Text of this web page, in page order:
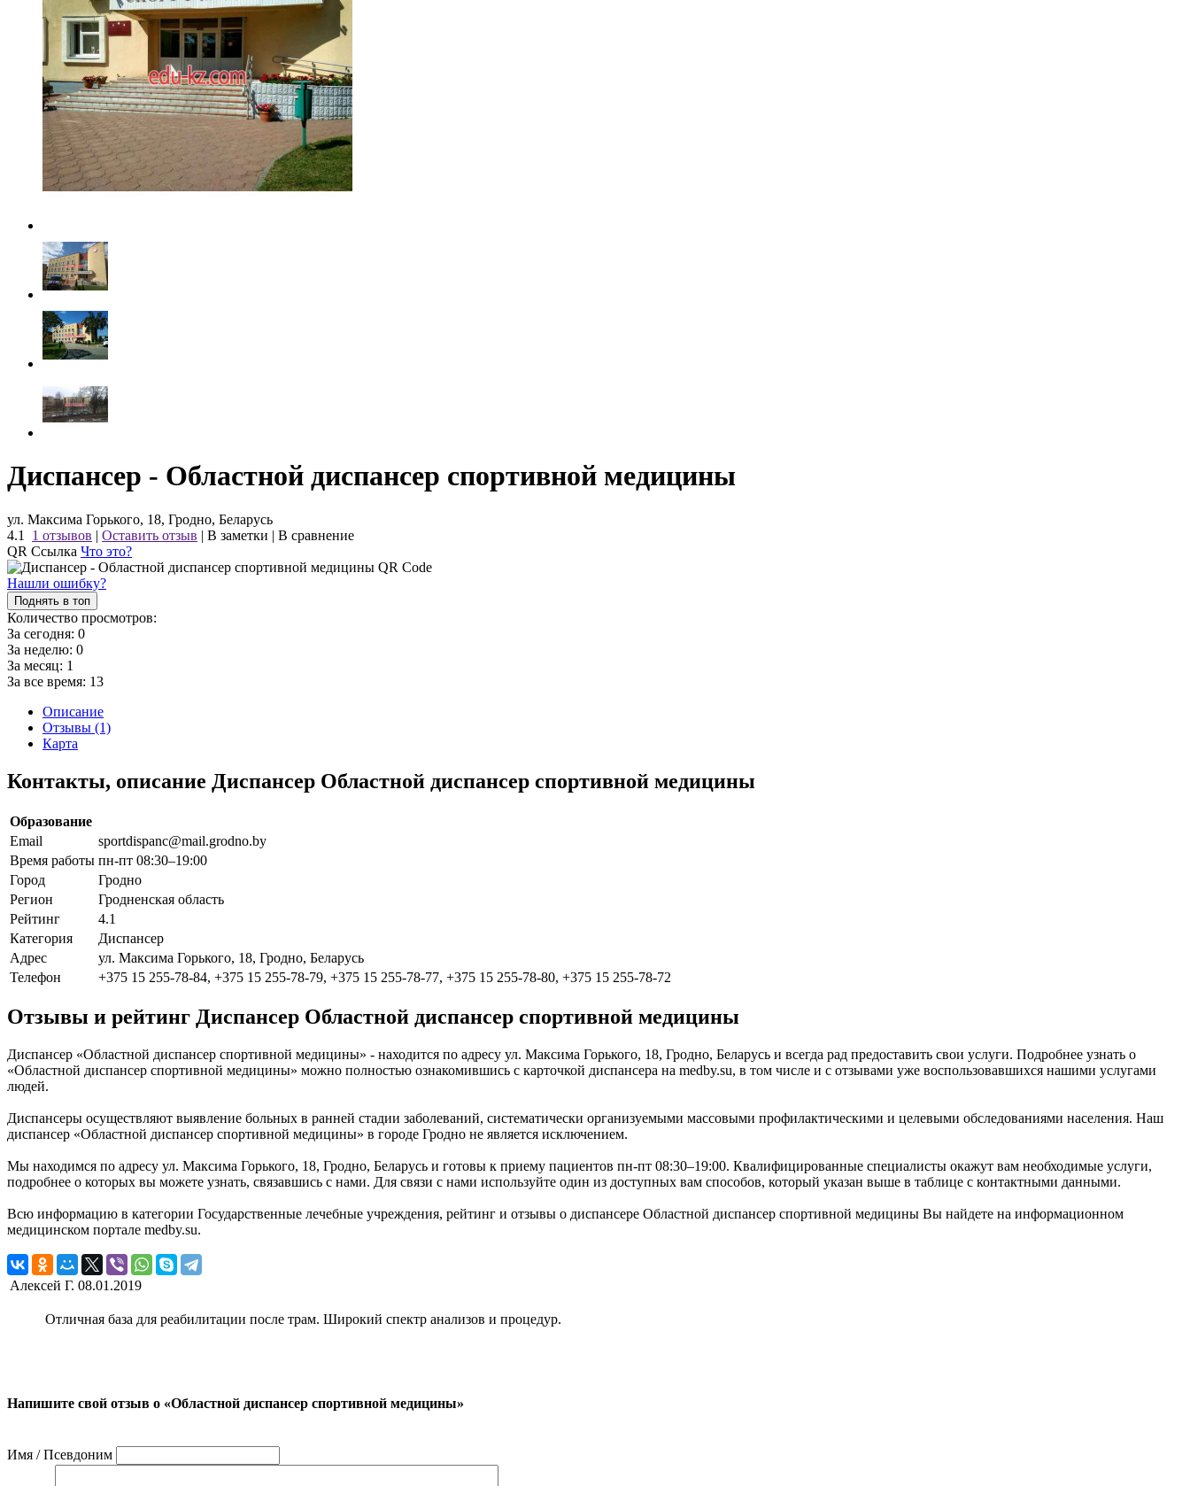
Диспансер - Областной диспансер спортивной медицины
ул. Максима Горького, 18, Гродно, Беларусь
4.1
1 отзывов | Оставить отзыв | В заметки | В сравнение
QR Ссылка Что это?
Нашли ошибку?
Поднять в топ
Количество просмотров:
За сегодня: 0
За неделю: 0
За месяц: 1
За все время: 13
Описание
Отзывы (1)
Карта
Контакты, описание Диспансер Областной диспансер спортивной медицины
Образование
Email
sportdispanc@mail.grodno.by
Время работы пн-пт 08:30–19:00
Город
Гродно
Регион
Гродненская область
Рейтинг
4.1
Категория
Диспансер
Адрес
ул. Максима Горького, 18, Гродно, Беларусь
Телефон
+375 15 255-78-84, +375 15 255-78-79, +375 15 255-78-77, +375 15 255-78-80, +375 15 255-78-72
Отзывы и рейтинг Диспансер Областной диспансер спортивной медицины
Диспансер «Областной диспансер спортивной медицины» - находится по адресу ул. Максима Горького, 18, Гродно, Беларусь и всегда рад предоставить свои услуги. Подробнее узнать о
«Областной диспансер спортивной медицины» можно полностью ознакомившись с карточкой диспансера на medby.su, в том числе и с отзывами уже воспользовавшихся нашими услугами
людей.
Диспансеры осуществляют выявление больных в ранней стадии заболеваний, систематически организуемыми массовыми профилактическими и целевыми обследованиями населения. Наш
диспансер «Областной диспансер спортивной медицины» в городе Гродно не является исключением.
Мы находимся по адресу ул. Максима Горького, 18, Гродно, Беларусь и готовы к приему пациентов пн-пт 08:30–19:00. Квалифицированные специалисты окажут вам необходимые услуги,
подробнее о которых вы можете узнать, связавшись с нами. Для связи с нами используйте один из доступных вам способов, который указан выше в таблице с контактными данными.
Всю информацию в категории Государственные лечебные учреждения, рейтинг и отзывы о диспансере Областной диспансер спортивной медицины Вы найдете на информационном
медицинском портале medby.su.
Алексей Г. 08.01.2019
Отличная база для реабилитации после трам. Широкий спектр анализов и процедур.
Напишите свой отзыв о «Областной диспансер спортивной медицины»
Имя / Псевдоним